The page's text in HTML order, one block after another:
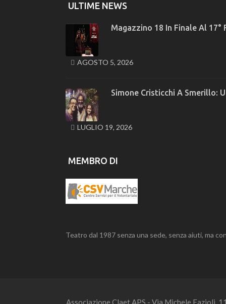
ULTIME NEWS
Magazzino 18 In Finale Al
AGOSTO 5, 2026
Simone Cristicchi A Smerillo:
LUGLIO 19, 2026
MEMBRO DI
Teatro dal 1987 senza una sede, senza aiuti, ma
Associazione Claet APS - Via Michele Fazioli,